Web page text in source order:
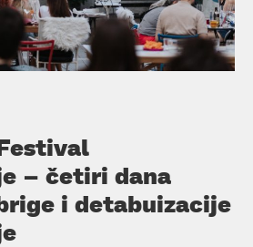
– četiri dana
i detabuizacije